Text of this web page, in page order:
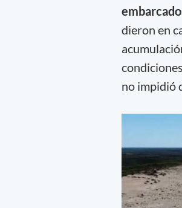
dieron en
condiciones.
no impidió